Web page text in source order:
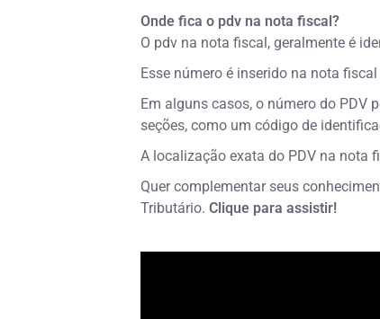
Onde fica o pdv na nota fiscal?
O pdv na nota fiscal, geralmente é
Esse número é inserido na nota
Em alguns casos, o número do PDV
seções, como um código de
A localização exata do PDV na nota
Quer complementar seus
Tributário. Clique para assistir!